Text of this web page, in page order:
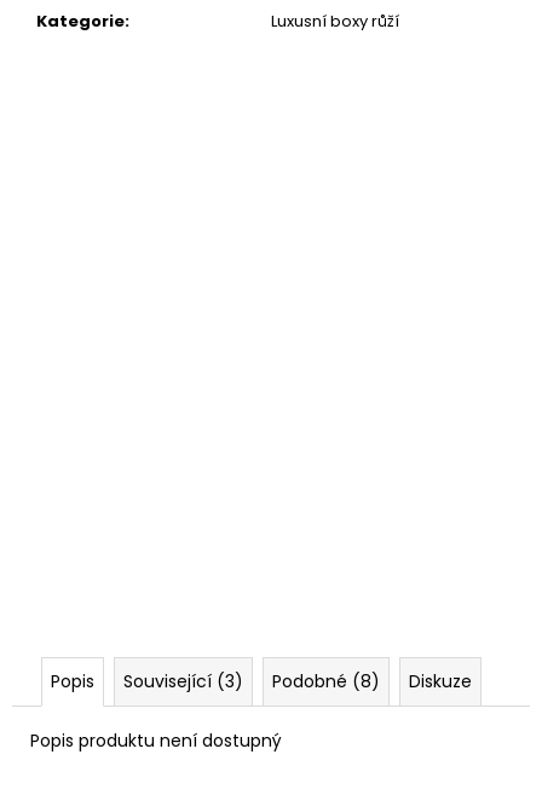
Kategorie: Luxusní boxy růží
Popis Související (3) Podobné (8) Diskuze
Popis produktu není dostupný